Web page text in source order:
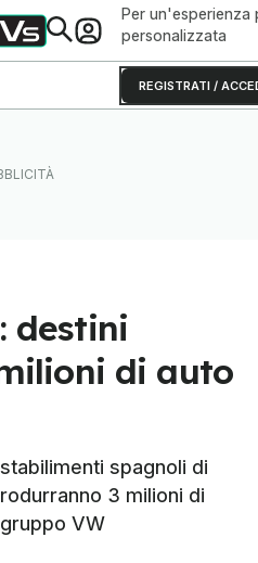
Per un'esperienza
personalizzata
REGISTRATI /
destini
di auto
spagnoli di
3 milioni di
VW